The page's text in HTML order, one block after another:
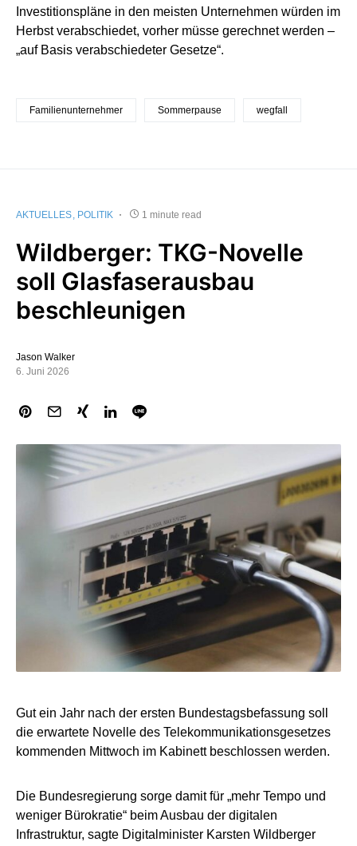
Investitionspläne in den meisten Unternehmen würden im
Herbst verabschiedet, vorher müsse gerechnet werden –
„auf Basis verabschiedeter Gesetze“.
Familienunternehmer Sommerpause wegfall
AKTUELLES POLITIK 1 minute read
Wildberger: TKG-Novelle
soll Glasfaserausbau
beschleunigen
Jason Walker
6. Juni 2026
Gut ein Jahr nach der ersten Bundestagsbefassung soll
die erwartete Novelle des Telekommunikationsgesetzes
kommenden Mittwoch im Kabinett beschlossen werden.
Die Bundesregierung sorge damit für „mehr Tempo und
weniger Bürokratie“ beim Ausbau der digitalen
Infrastruktur, sagte Digitalminister Karsten Wildberger